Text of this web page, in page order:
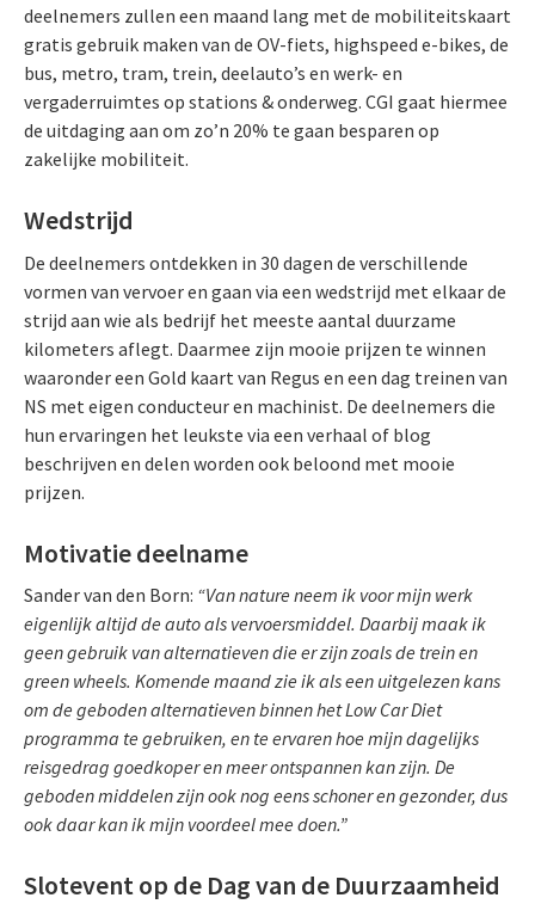
deelnemers zullen een maand lang met de mobiliteitskaart
gratis gebruik maken van de OV-fiets, highspeed e-bikes, de
bus, metro, tram, trein, deelauto’s en werk- en
vergaderruimtes op stations & onderweg. CGI gaat hiermee
de uitdaging aan om zo’n 20% te gaan besparen op
zakelijke mobiliteit.
Wedstrijd
De deelnemers ontdekken in 30 dagen de verschillende
vormen van vervoer en gaan via een wedstrijd met elkaar de
strijd aan wie als bedrijf het meeste aantal duurzame
kilometers aflegt. Daarmee zijn mooie prijzen te winnen
waaronder een Gold kaart van Regus en een dag treinen van
NS met eigen conducteur en machinist. De deelnemers die
hun ervaringen het leukste via een verhaal of blog
beschrijven en delen worden ook beloond met mooie
prijzen.
Motivatie deelname
Sander van den Born: “Van nature neem ik voor mijn werk
eigenlijk altijd de auto als vervoersmiddel. Daarbij maak ik
geen gebruik van alternatieven die er zijn zoals de trein en
green wheels. Komende maand zie ik als een uitgelezen kans
om de geboden alternatieven binnen het Low Car Diet
programma te gebruiken, en te ervaren hoe mijn dagelijks
reisgedrag goedkoper en meer ontspannen kan zijn. De
geboden middelen zijn ook nog eens schoner en gezonder, dus
ook daar kan ik mijn voordeel mee doen.”
Slotevent op de Dag van de Duurzaamheid